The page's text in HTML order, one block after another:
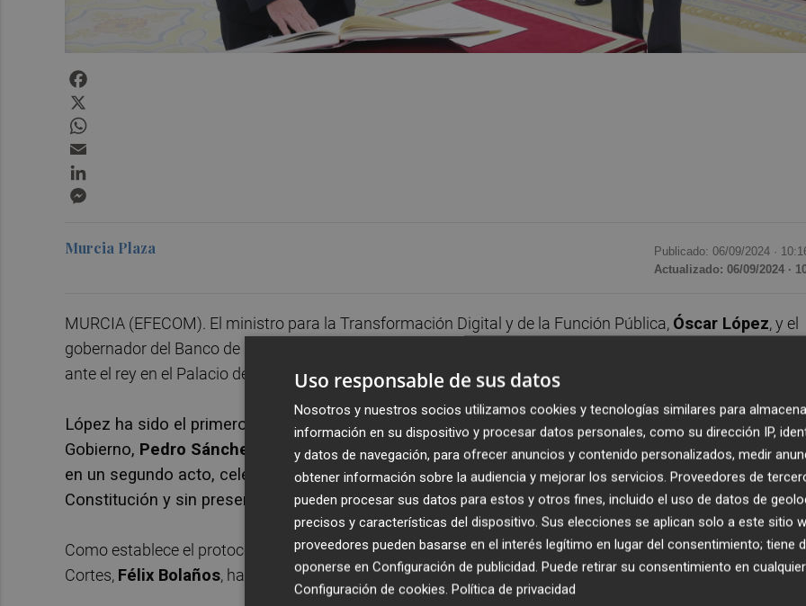
Murcia Plaza Publicado: 06/09/2024 ·
Actualizado: 06/09/2024 ·
MURCIA (EFECOM). El ministro para la Transformación Digital y de la Función Pública, Óscar López, y el
gobernador del Banco de España,
ante el rey en el Palacio de la Zarzuela.
López ha sido el primero en formalizar su promesa en el Salón de Audiencias, con el presidente del
Gobierno, Pedro Sánchez , y el del Tribunal Constitucional,Cándido Conde-Pumpido, como
en un segundo acto, celebrado a renglón seguido, lo ha hecho Escrivá, también ante un ejemplar de
Constitución y sin presencia de símbolos religiosos.
Como establece el protocolo en este tipo de actos, el ministro de Presidencia, Justicia y Relaciones con
Cortes, Félix Bolaños, ha ejercido como notario mayor del Reino.
Uso responsable de sus datos
Nosotros y nuestros socios utilizamos cookies y tecnologías similares para
información en su dispositivo y procesar datos personales, como su dirección IP,
y datos de navegación, para ofrecer anuncios y contenido personalizados, medir
obtener información sobre la audiencia y mejorar los servicios. Proveedores de
pueden procesar sus datos para estos y otros fines, incluido el uso de datos de
precisos y características del dispositivo. Sus elecciones se aplican solo a este sitio
proveedores pueden basarse en el interés legítimo en lugar del consentimiento; tiene
oponerse en Configuración de publicidad. Puede retirar su consentimiento en
Configuración de cookies. Política de privacidad